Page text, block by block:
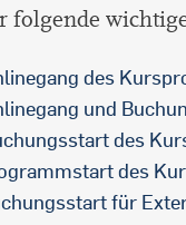
folgende
des
und
des
des
für